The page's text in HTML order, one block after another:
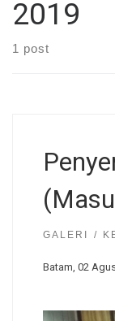
2019
1 post
GALERI
Batam, 02